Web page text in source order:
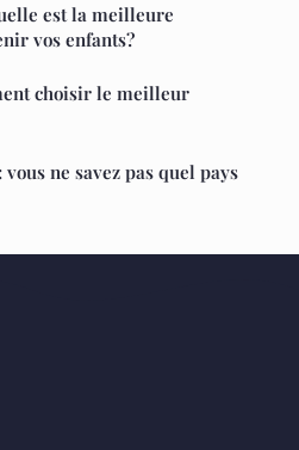
est la meilleure
vos enfants?
choisir le meilleur
ne savez pas quel pays